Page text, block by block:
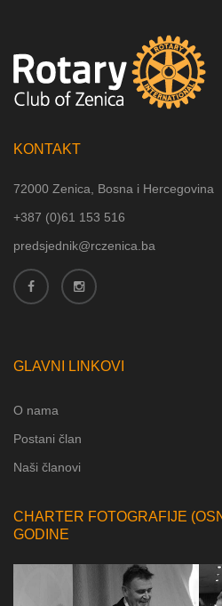
KONTAKT
72000 Zenica, Bosna i Hercegovina
+387 (0)61 153 516
predsjednik@rczenica.ba
GLAVNI LINKOVI
O nama
Postani član
Naši članovi
CHARTER FOTOGRAFIJE
GODINE